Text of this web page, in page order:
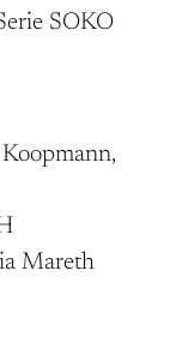
SOKO
Mareth